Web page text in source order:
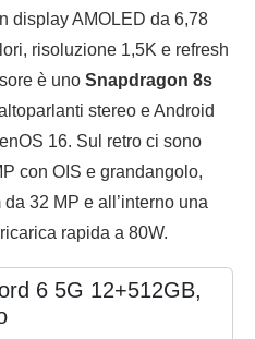
display AMOLED da 6,78
risoluzione 1,5K e refresh
è uno Snapdragon 8s
stereo e Android
16. Sul retro ci sono
con OIS e grandangolo,
32 MP e all’interno una
rapida a 80W.
6 5G 12+512GB,